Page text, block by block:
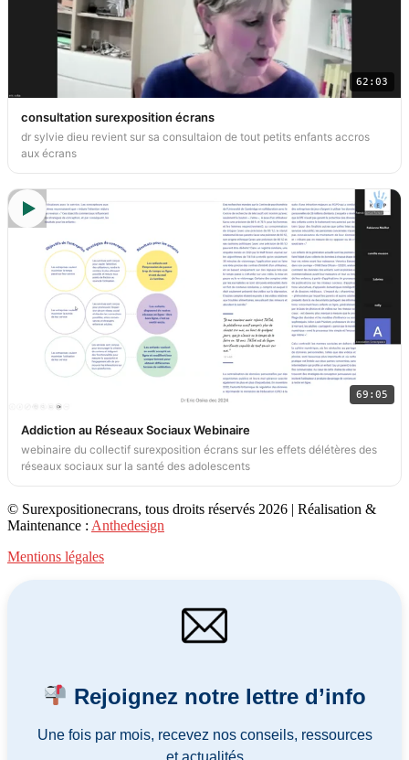
62:03
consultation surexposition écrans
dr sylvie dieu revient sur sa consultaion de tout petits enfants accros
aux écrans
69:05
Addiction au Réseaux Sociaux Webinaire
webinaire du collectif surexposition écrans sur les effets délétères des
réseaux sociaux sur la santé des adolescents
© Surexpositionecrans, tous droits réservés 2026 | Réalisation &
Maintenance : Anthedesign
Mentions légales
Rejoignez notre lettre d’info
Une fois par mois, recevez nos conseils, ressources
et actualités